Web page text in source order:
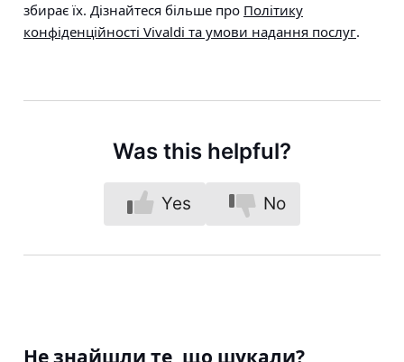
збирає їх. Дізнайтеся більше про Політику
конфіденційності Vivaldi та умови надання послуг.
Was this helpful?
Yes No
Не знайшли те, що шукали?